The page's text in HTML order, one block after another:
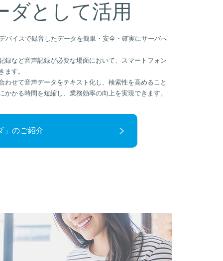
ダとして活用
バイスで録音したデータを簡単・安全・確実にサーバへ
録など音声記録が必要な場面において、スマートフォン
ます。
わせて音声データをテキスト化し、検索性を高めること
かる時間を短縮し、業務効率の向上を実現できます。
」のご紹介